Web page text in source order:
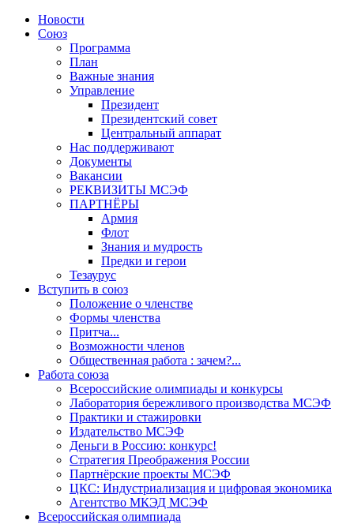
Новости
Союз
Программа
План
Важные знания
Управление
Президент
Президентский совет
Центральный аппарат
Нас поддерживают
Документы
Вакансии
РЕКВИЗИТЫ МСЭФ
ПАРТНЁРЫ
Армия
Флот
Знания и мудрость
Предки и герои
Тезаурус
Вступить в союз
Положение о членстве
Формы членства
Притча...
Возможности членов
Общественная работа : зачем?...
Работа союза
Всероссийские олимпиады и конкурсы
Лаборатория бережливого производства МСЭФ
Практики и стажировки
Издательство МСЭФ
Деньги в Россию: конкурс!
Стратегия Преображения России
Партнёрские проекты МСЭФ
ЦКС: Индустриализация и цифровая экономика
Агентство МКЭД МСЭФ
Всероссийская олимпиада